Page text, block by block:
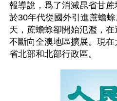
報導說，爲了消滅昆省甘
於30年代從國外引進蔗蟾
天，蔗蟾蜍卻開始氾濫，
不斷向全澳地區擴展。現
省北部和北部行政區。